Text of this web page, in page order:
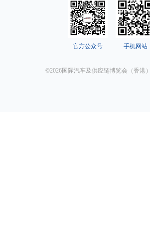
官方公众号 手机网站
©2026国际汽车及供应链博览会（香港